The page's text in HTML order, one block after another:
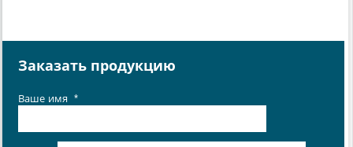
Заказать продукцию
Ваше имя *